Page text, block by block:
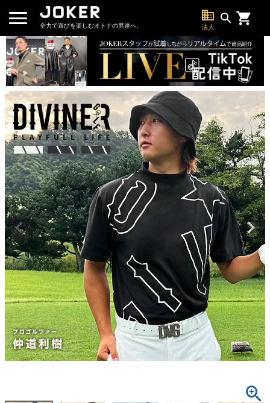
全力で遊びを楽しむオトナの男達へ。
business
法人
search